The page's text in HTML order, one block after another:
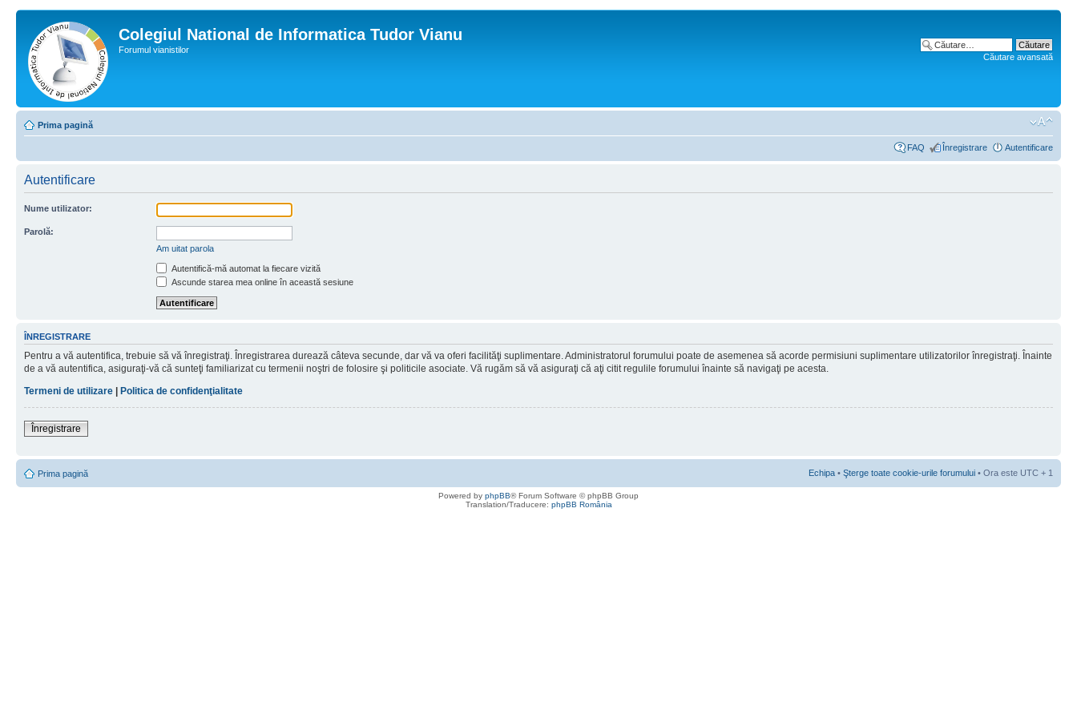
Colegiul National de Informatica Tudor Vianu
Forumul vianistilor
Căutare avansată
Prima pagină
FAQ Înregistrare Autentificare
Autentificare
Nume utilizator:
Parolă:
Am uitat parola
Autentifică-mă automat la fiecare vizită
Ascunde starea mea online în această sesiune
ÎNREGISTRARE
Pentru a vă autentifica, trebuie să vă înregistraţi. Înregistrarea durează câteva secunde, dar vă va oferi facilităţi suplimentare. Administratorul forumului poate de asemenea să acorde permisiuni suplimentare utilizatorilor înregistraţi. Înainte
de a vă autentifica, asiguraţi-vă că sunteţi familiarizat cu termenii noştri de folosire şi politicile asociate. Vă rugăm să vă asiguraţi că aţi citit regulile forumului înainte să navigaţi pe acesta.
Termeni de utilizare | Politica de confidenţialitate
Înregistrare
Prima pagină Echipa • Şterge toate cookie-urile forumului • Ora este UTC + 1
Powered by phpBB® Forum Software © phpBB Group
Translation/Traducere: phpBB România